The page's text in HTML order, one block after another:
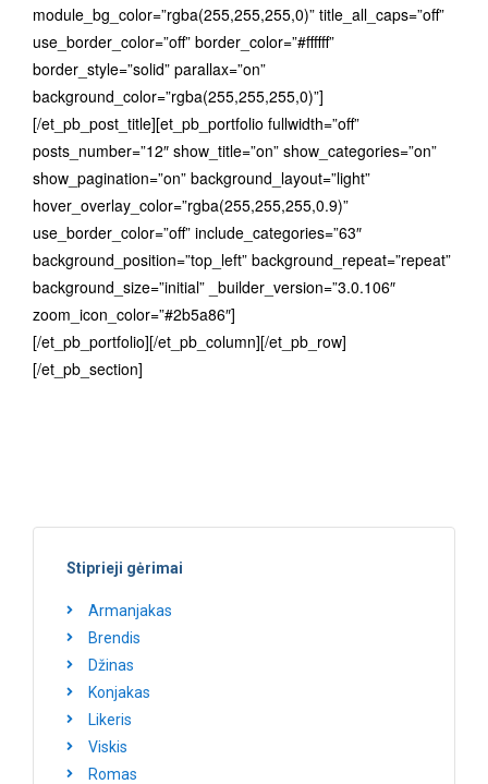
module_bg_color=”rgba(255,255,255,0)” title_all_caps=”off”
use_border_color=”off” border_color=”#ffffff”
border_style=”solid” parallax=”on”
background_color=”rgba(255,255,255,0)”]
[/et_pb_post_title][et_pb_portfolio fullwidth=”off”
posts_number=”12″ show_title=”on” show_categories=”on”
show_pagination=”on” background_layout=”light”
hover_overlay_color=”rgba(255,255,255,0.9)”
use_border_color=”off” include_categories=”63″
background_position=”top_left” background_repeat=”repeat”
background_size=”initial” _builder_version=”3.0.106″
zoom_icon_color=”#2b5a86″]
[/et_pb_portfolio][/et_pb_column][/et_pb_row]
[/et_pb_section]
Stiprieji gėrimai
Armanjakas
Brendis
Džinas
Konjakas
Likeris
Viskis
Romas